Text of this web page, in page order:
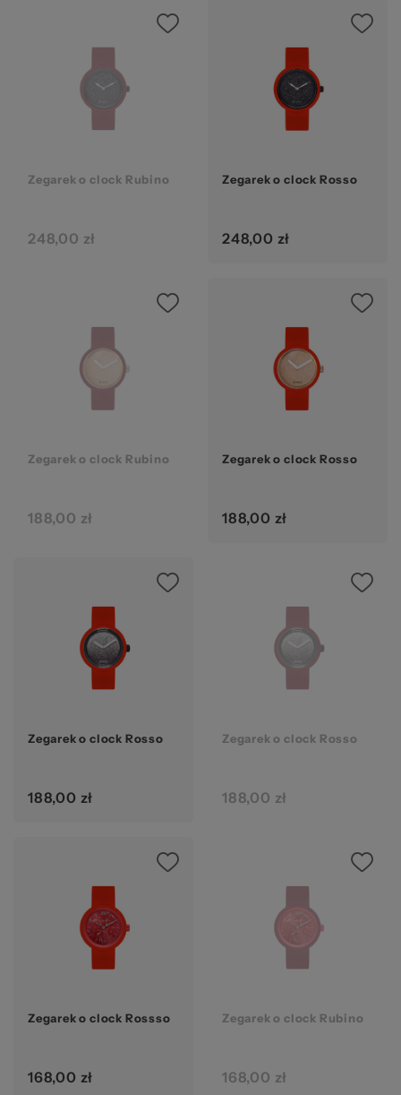
Zegarek o clock Rubino
248,00 zł
Zegarek o clock Rosso
248,00 zł
Zegarek o clock Rubino
188,00 zł
Zegarek o clock Rosso
188,00 zł
Zegarek o clock Rosso
188,00 zł
Zegarek o clock Rosso
188,00 zł
Zegarek o clock Rossso
168,00 zł
Zegarek o clock Rubino
168,00 zł